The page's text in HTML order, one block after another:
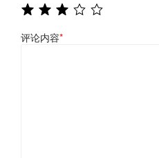
评论内容*